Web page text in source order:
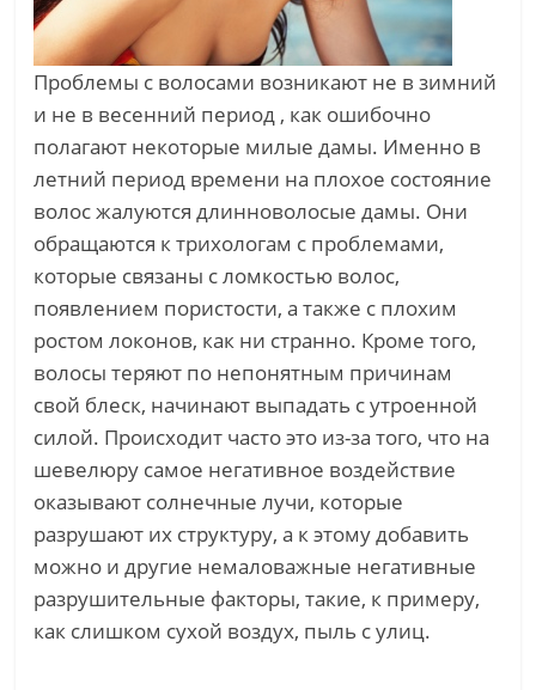
Проблемы с волосами возникают не в зимний
и не в весенний период , как ошибочно
полагают некоторые милые дамы. Именно в
летний период времени на плохое состояние
волос жалуются длинноволосые дамы. Они
обращаются к трихологам с проблемами,
которые связаны с ломкостью волос,
появлением пористости, а также с плохим
ростом локонов, как ни странно. Кроме того,
волосы теряют по непонятным причинам
свой блеск, начинают выпадать с утроенной
силой. Происходит часто это из-за того, что на
шевелюру самое негативное воздействие
оказывают солнечные лучи, которые
разрушают их структуру, а к этому добавить
можно и другие немаловажные негативные
разрушительные факторы, такие, к примеру,
как слишком сухой воздух, пыль с улиц.